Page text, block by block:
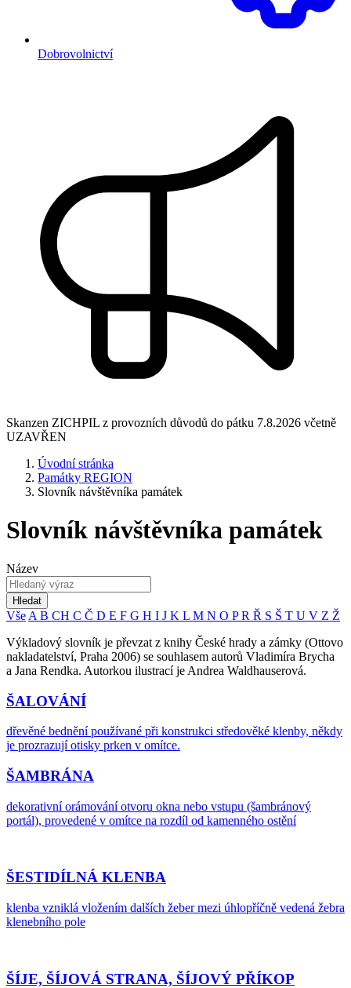
Dobrovolnictví
Skanzen ZICHPIL z provozních důvodů do pátku 7.8.2026 včetně
UZAVŘEN
Úvodní stránka
Památky REGION
Slovník návštěvníka památek
Slovník návštěvníka památek
Název
Hledat
Vše A B CH C Č D E F G H I J K L M N O PR Ř S Š T U V Z Ž
Výkladový slovník je převzat z knihy České hrady a zámky (Ottovo
nakladatelství, Praha 2006) se souhlasem autorů Vladimíra Brycha
a Jana Rendka. Autorkou ilustrací je Andrea Waldhauserová.
ŠALOVÁNÍ
dřevěné bednění používané při konstrukci středověké klenby, někdy
je prozrazují otisky prken v omítce.
ŠAMBRÁNA
dekorativní orámování otvoru okna nebo vstupu (šambránový
portál), provedené v omítce na rozdíl od kamenného ostění
ŠESTIDÍLNÁ KLENBA
klenba vzniklá vložením dalších žeber mezi úhlopříčně vedená žebra
klenebního pole
ŠÍJE, ŠÍJOVÁ STRANA, ŠÍJOVÝ PŘÍKOP